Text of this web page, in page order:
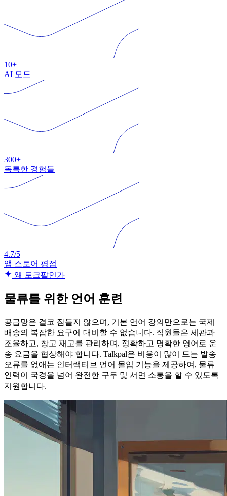
10+
AI 모드
300+
독특한 경험들
4.7/5
앱 스토어 평점
왜 토크팔인가
물류를 위한 언어 훈련
공급망은 결코 잠들지 않으며, 기본 언어 강의만으로는 국제
배송의 복잡한 요구에 대비할 수 없습니다. 직원들은 세관과
조율하고, 창고 재고를 관리하며, 정확하고 명확한 영어로 운
송 요금을 협상해야 합니다. Talkpal은 비용이 많이 드는 발송
오류를 없애는 인터랙티브 언어 몰입 기능을 제공하여, 물류
인력이 국경을 넘어 완전한 구두 및 서면 소통을 할 수 있도록
지원합니다.